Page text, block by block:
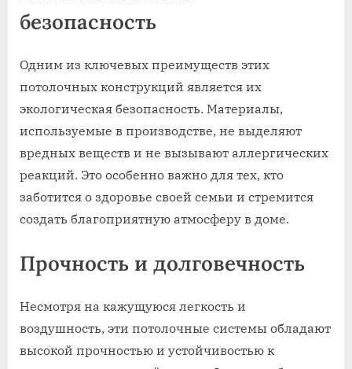
безопасность
Одним из ключевых преимуществ этих
потолочных конструкций является их
экологическая безопасность. Материалы,
используемые в производстве, не выделяют
вредных веществ и не вызывают аллергических
реакций. Это особенно важно для тех, кто
заботится о здоровье своей семьи и стремится
создать благоприятную атмосферу в доме.
Прочность и долговечность
Несмотря на кажущуюся легкость и
воздушность, эти потолочные системы обладают
высокой прочностью и устойчивостью к